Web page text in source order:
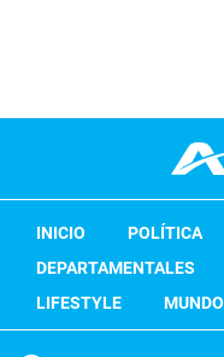
INICIO POLÍTICA
DEPARTAMENTALES
LIFESTYLE
MUNDO